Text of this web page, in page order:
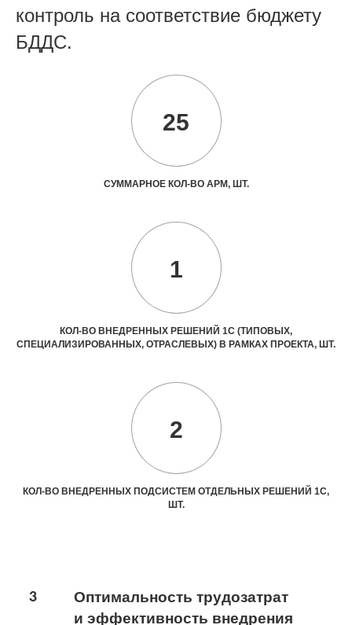
контроль на соответствие бюджету
БДДС.
25
СУММАРНОЕ КОЛ-ВО АРМ, ШТ.
1
КОЛ-ВО ВНЕДРЕННЫХ РЕШЕНИЙ 1С (ТИПОВЫХ,
СПЕЦИАЛИЗИРОВАННЫХ, ОТРАСЛЕВЫХ) В РАМКАХ ПРОЕКТА, ШТ.
2
КОЛ-ВО ВНЕДРЕННЫХ ПОДСИСТЕМ ОТДЕЛЬНЫХ РЕШЕНИЙ 1С,
ШТ.
3
Оптимальность трудозатрат
и эффективность внедрения